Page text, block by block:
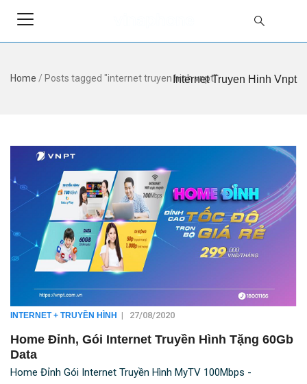
Internet Truyen Hinh Vnpt
Home / Posts tagged "internet truyen hinh vnpt"
INTERNET + TRUYỀN HÌNH | 27/08/2020
Home Đỉnh, Gói Internet Truyền Hình Tặng 60Gb
Data
Home Đỉnh Gói Internet Truyền Hình MyTV 100Mbps -